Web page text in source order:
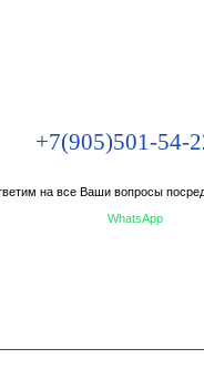
+7(905)501-54-
на все Ваши вопросы
WhatsApp